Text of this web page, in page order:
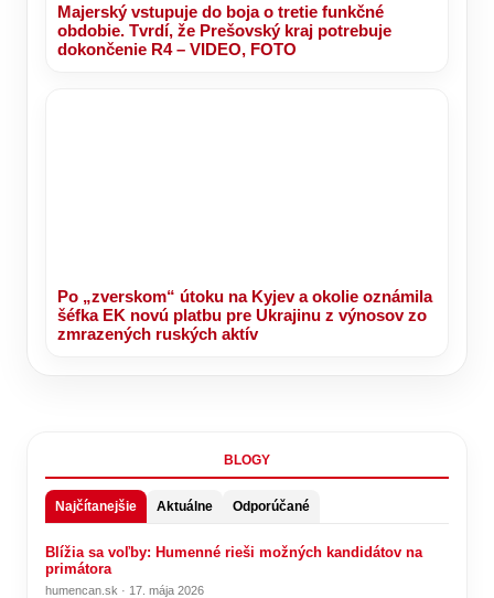
Majerský vstupuje do boja o tretie funkčné
obdobie. Tvrdí, že Prešovský kraj potrebuje
dokončenie R4 – VIDEO, FOTO
Po „zverskom“ útoku na Kyjev a okolie oznámila
šéfka EK novú platbu pre Ukrajinu z výnosov zo
zmrazených ruských aktív
BLOGY
Najčítanejšie Aktuálne Odporúčané
Blížia sa voľby: Humenné rieši možných kandidátov na
primátora
humencan.sk · 17. mája 2026